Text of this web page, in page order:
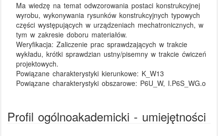
Ma wiedzę na temat odwzorowania postaci konstrukcyjnej
wyrobu, wykonywania rysunków konstrukcyjnych typowych
części występujących w urządzeniach mechatronicznych, w
tym w zakresie doboru materiałów.
Weryfikacja:Zaliczenie prac sprawdzających w trakcie
wykładu, krótki sprawdzian ustny/pisemny w trakcie ćwiczeń
projektowych.
Powiązane charakterystyki kierunkowe: K_W13
Powiązane charakterystyki obszarowe: P6U_W, I.P6S_WG.o
Profil ogólnoakademicki - umiejętności